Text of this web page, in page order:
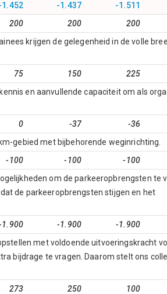
1.452 -1.437 -1.511
200 200 200
krijgen de gelegenheid in de volle
75 150 225
en aanvullende capaciteit om als
0 -37 -36
gebied met bijbehorende weginrichting.
-100 -100 -100
om de parkeeropbrengsten te
de parkeeropbrengsten stijgen en het
1.900 -1.900 -1.900
met voldoende uitvoeringskracht
bijdrage te vragen. Daarom stelt ons
273 250 100